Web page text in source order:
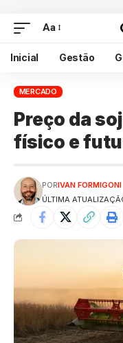
Aa
Inicial Gestão
MERCADO
Preço da
físico e
ÚLTIMA
PORIVAN FORMIGONI